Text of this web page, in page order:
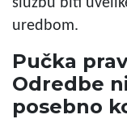
uredbom.
Pučka
Odredbe
posebno